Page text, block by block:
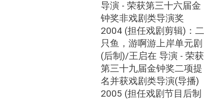
导演 - 荣获第三十六届金
钟奖非戏剧类导演奖
2004 (担任戏剧剪辑)：二
只鱼，游啊游上岸单元剧
(后制)/王启在 导演 - 荣获
第三十九届金钟奖二项提
名并获戏剧类导演(导播)
2005 (担任戏剧节目后制